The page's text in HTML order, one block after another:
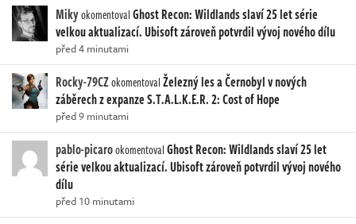
MikyokomentovalGhost Recon: Wildlands slaví 25 let série
velkou aktualizací. Ubisoft zároveň potvrdil vývoj nového dílu
před 4 minutami
Rocky-79CZokomentovalŽelezný les a Černobyl v nových
záběrech z expanze S.T.A.L.K.E.R. 2: Cost of Hope
před 9 minutami
pablo-picarookomentovalGhost Recon: Wildlands slaví 25 let
série velkou aktualizací. Ubisoft zároveň potvrdil vývoj nového
dílu
před 10 minutami